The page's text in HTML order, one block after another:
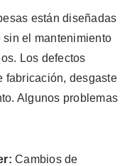
están diseñadas
el mantenimiento
Los defectos
fabricación, desgaste
Algunos problemas
Cambios de